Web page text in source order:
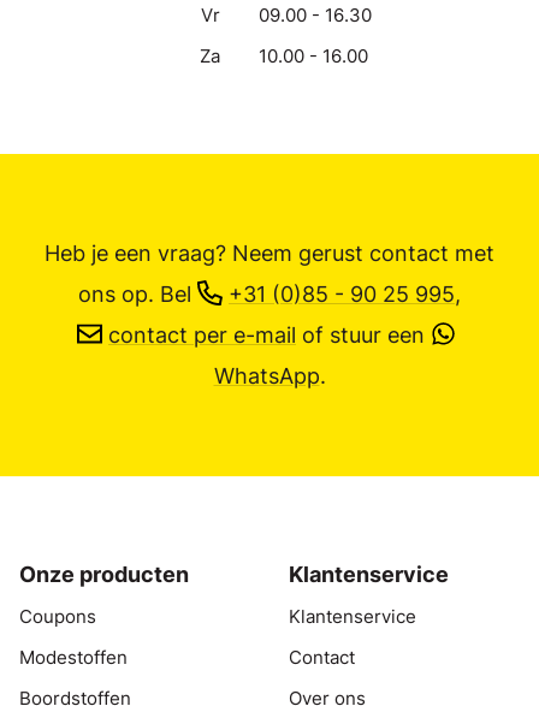
Vr
09.00 - 16.30
Za
10.00 - 16.00
Heb je een vraag? Neem gerust contact met
ons op. Bel +31 (0)85 - 90 25 995,
contact per e-mail of stuur een
WhatsApp.
Onze producten
Coupons
Modestoffen
Boordstoffen
Klantenservice
Klantenservice
Contact
Over ons